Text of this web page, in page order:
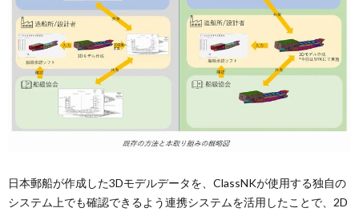
日本郵船が作成した3Dモデルデータを、ClassNKが使用する独自の
システム上でも確認できるよう連携システムを活用したことで、2D